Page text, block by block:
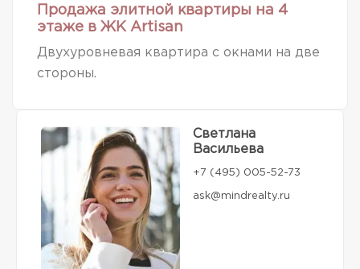
Продажа элитной квартиры на 4
этаже в ЖК Artisan
Двухуровневая квартира с окнами на две
стороны.
Светлана
Васильева
+7 (495) 005-52-73
ask@mindrealty.ru